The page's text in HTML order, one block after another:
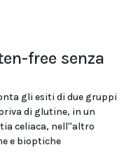
free senza
gli esiti di due gruppi
di glutine, in un
celiaca, nell''altro
e bioptiche